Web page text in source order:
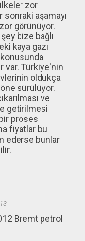
zor
sonraki aşamayı
görünüyor.
bize bağlı
kaya gazı
var. Türkiye'nin
oldukça
sürülüyor.
ve
getirilmesi
proses
fiyatlar bu
ederse bunlar
Bremt petrol